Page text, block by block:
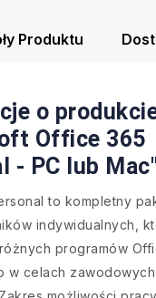
Produktu
o
Office 365
- PC lub
to kompletny
indywidualnych,
programów
w celach